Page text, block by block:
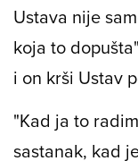
Ustava nije
koja to
i on krši Ustav
"Kad ja to
sastanak, kad